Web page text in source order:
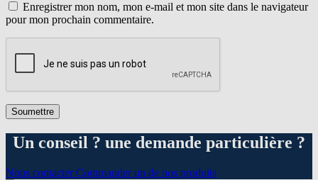
Enregistrer mon nom, mon e-mail et mon site dans le navigateur
pour mon prochain commentaire.
Un conseil ? une demande particulière ?
Nous contacter Commander un de nos produits